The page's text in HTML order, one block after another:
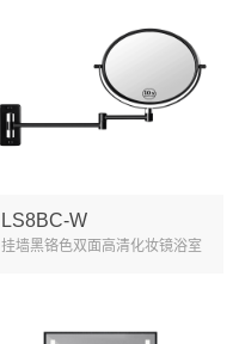
LS8BC-W
挂墙黑铬色双面高清化妆镜浴室